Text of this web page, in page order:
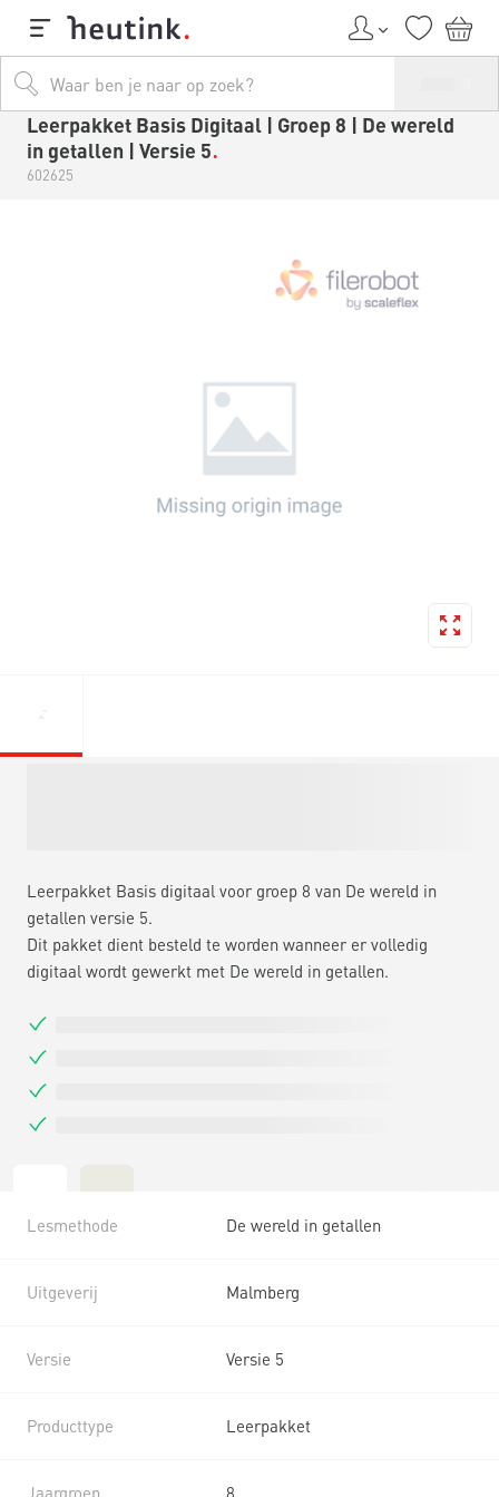
Leerpakket Basis Digitaal | Groep 8 | De wereld
in getallen | Versie 5
602625
Leerpakket Basis digitaal voor groep 8 van De wereld in
getallen versie 5.
Dit pakket dient besteld te worden wanneer er volledig
digitaal wordt gewerkt met De wereld in getallen.
Lesmethode De wereld in getallen
Uitgeverij Malmberg
Versie Versie 5
Producttype Leerpakket
Jaargroep 8